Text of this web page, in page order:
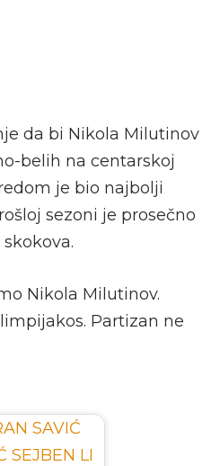
da bi Nikola Milutinov
belih na centarskoj
je bio najbolji
sezoni je prosečno
skokova.
Nikola Milutinov.
Partizan ne